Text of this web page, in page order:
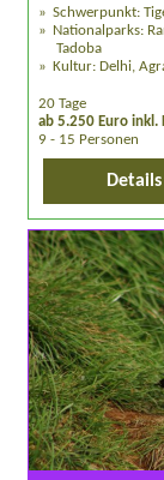
Schwerpunkt:
Nationalparks:
Tadoba
Kultur: Delhi,
20 Tage
ab 5.250 Euro inkl.
9 - 15 Personen
Details